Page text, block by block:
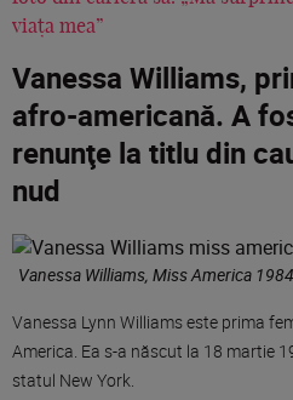
viața mea”
Vanessa Williams,
afro-americană. A
renunţe la titlu din
nud
Vanessa Williams, Miss America
Vanessa Lynn Williams este prima
America. Ea s-a născut la 18 martie
statul New York.